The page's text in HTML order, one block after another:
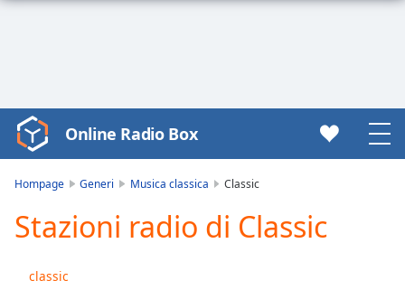
Video
Player
Play
Video
Skip
Online Radio Box
Hompage Generi Musica classica Classic
Stazioni radio di Classic
classic